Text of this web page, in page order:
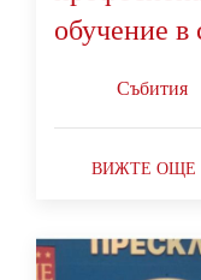
обучение в
Събития
ВИЖТЕ ОЩЕ